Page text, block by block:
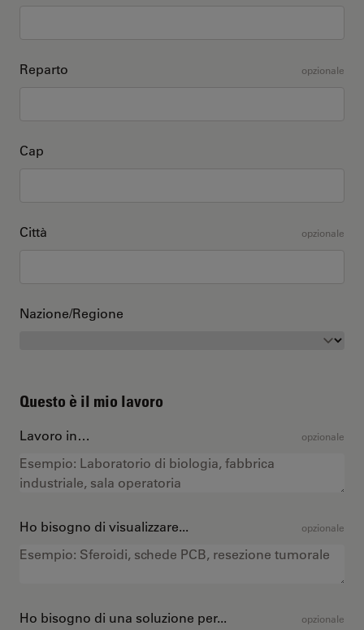
Reparto opzionale
Cap
Città opzionale
Nazione/Regione
Questo è il mio lavoro
Lavoro in… opzionale
Ho bisogno di visualizzare... opzionale
Ho bisogno di una soluzione per... opzionale